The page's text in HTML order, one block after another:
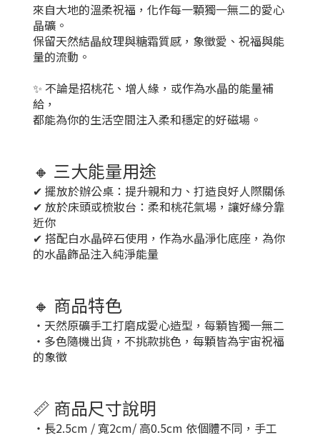
來自大地的溫柔祝福，化作每一顆獨一無二的愛心
晶礦。
保留天然結晶紋理與糖霜質感，象徵愛、祝福與能
量的流動。
✨ 不論是招桃花、增人緣，或作為水晶的能量補
給，
都能為你的生活空間注入柔和穩定的好磁場。
🔸 三大能量用途
✔ 擺放於辦公桌：提升親和力、打造良好人際關係
✔ 放於床頭或梳妝台：柔和桃花氣場，讓好緣分靠
近你
✔ 搭配白水晶碎石使用，作為水晶淨化底座，為你
的水晶飾品注入純淨能量
🔸 商品特色
・天然原礦手工打磨成愛心造型，每顆皆獨一無二
・多色隨機出貨，不挑款挑色，每顆皆為宇宙祝福
的象徵
📏 商品尺寸說明
・長2.5cm / 寬2cm/ 高0.5cm 依個體不同，手工